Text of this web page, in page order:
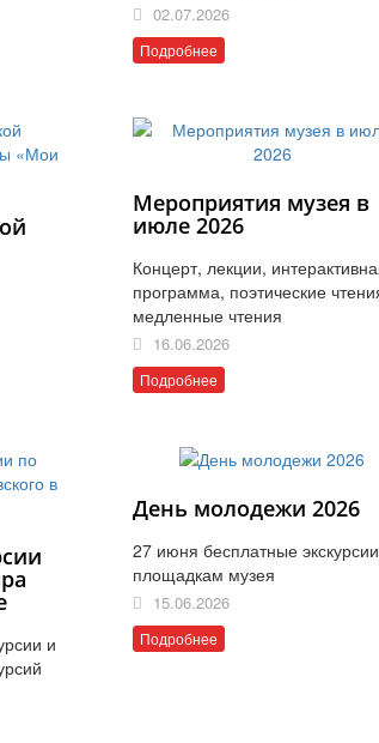
02.07.2026
Подробнее
Мероприятия музея в
июле 2026
Концерт, лекции,
программа, поэтические
медленные чтения
16.06.2026
Подробнее
и
День молодежи 2026
27 июня бесплатные
площадкам музея
15.06.2026
Подробнее